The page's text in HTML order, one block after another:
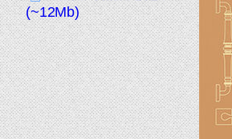
(~12Mb)